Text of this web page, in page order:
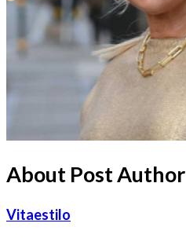
About Post Author
Vitaestilo